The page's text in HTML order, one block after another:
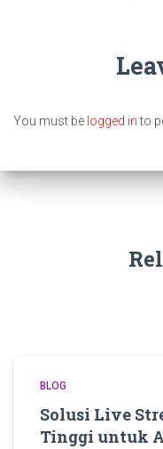
You must be logged into
BLOG
Solusi Live
Tinggi untuk